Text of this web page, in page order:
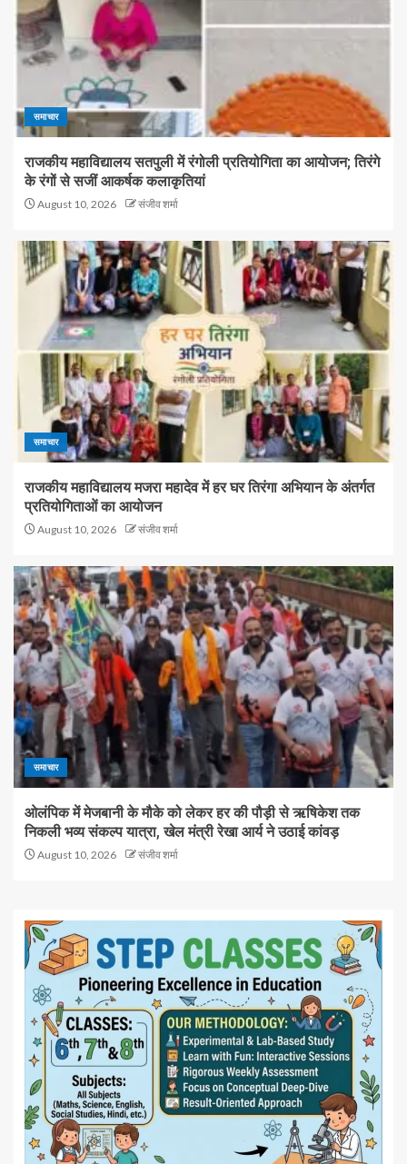
समाचार
राजकीय महाविद्यालय सतपुली में रंगोली प्रतियोगिता का आयोजन; तिरंगे
के रंगों से सजीं आकर्षक कलाकृतियां
August 10, 2026 संजीव शर्मा
समाचार
राजकीय महाविद्यालय मजरा महादेव में हर घर तिरंगा अभियान के अंतर्गत
प्रतियोगिताओं का आयोजन
August 10, 2026 संजीव शर्मा
समाचार
ओलंपिक में मेजबानी के मौके को लेकर हर की पौड़ी से ऋषिकेश तक
निकली भव्य संकल्प यात्रा, खेल मंत्री रेखा आर्य ने उठाई कांवड़
August 10, 2026 संजीव शर्मा